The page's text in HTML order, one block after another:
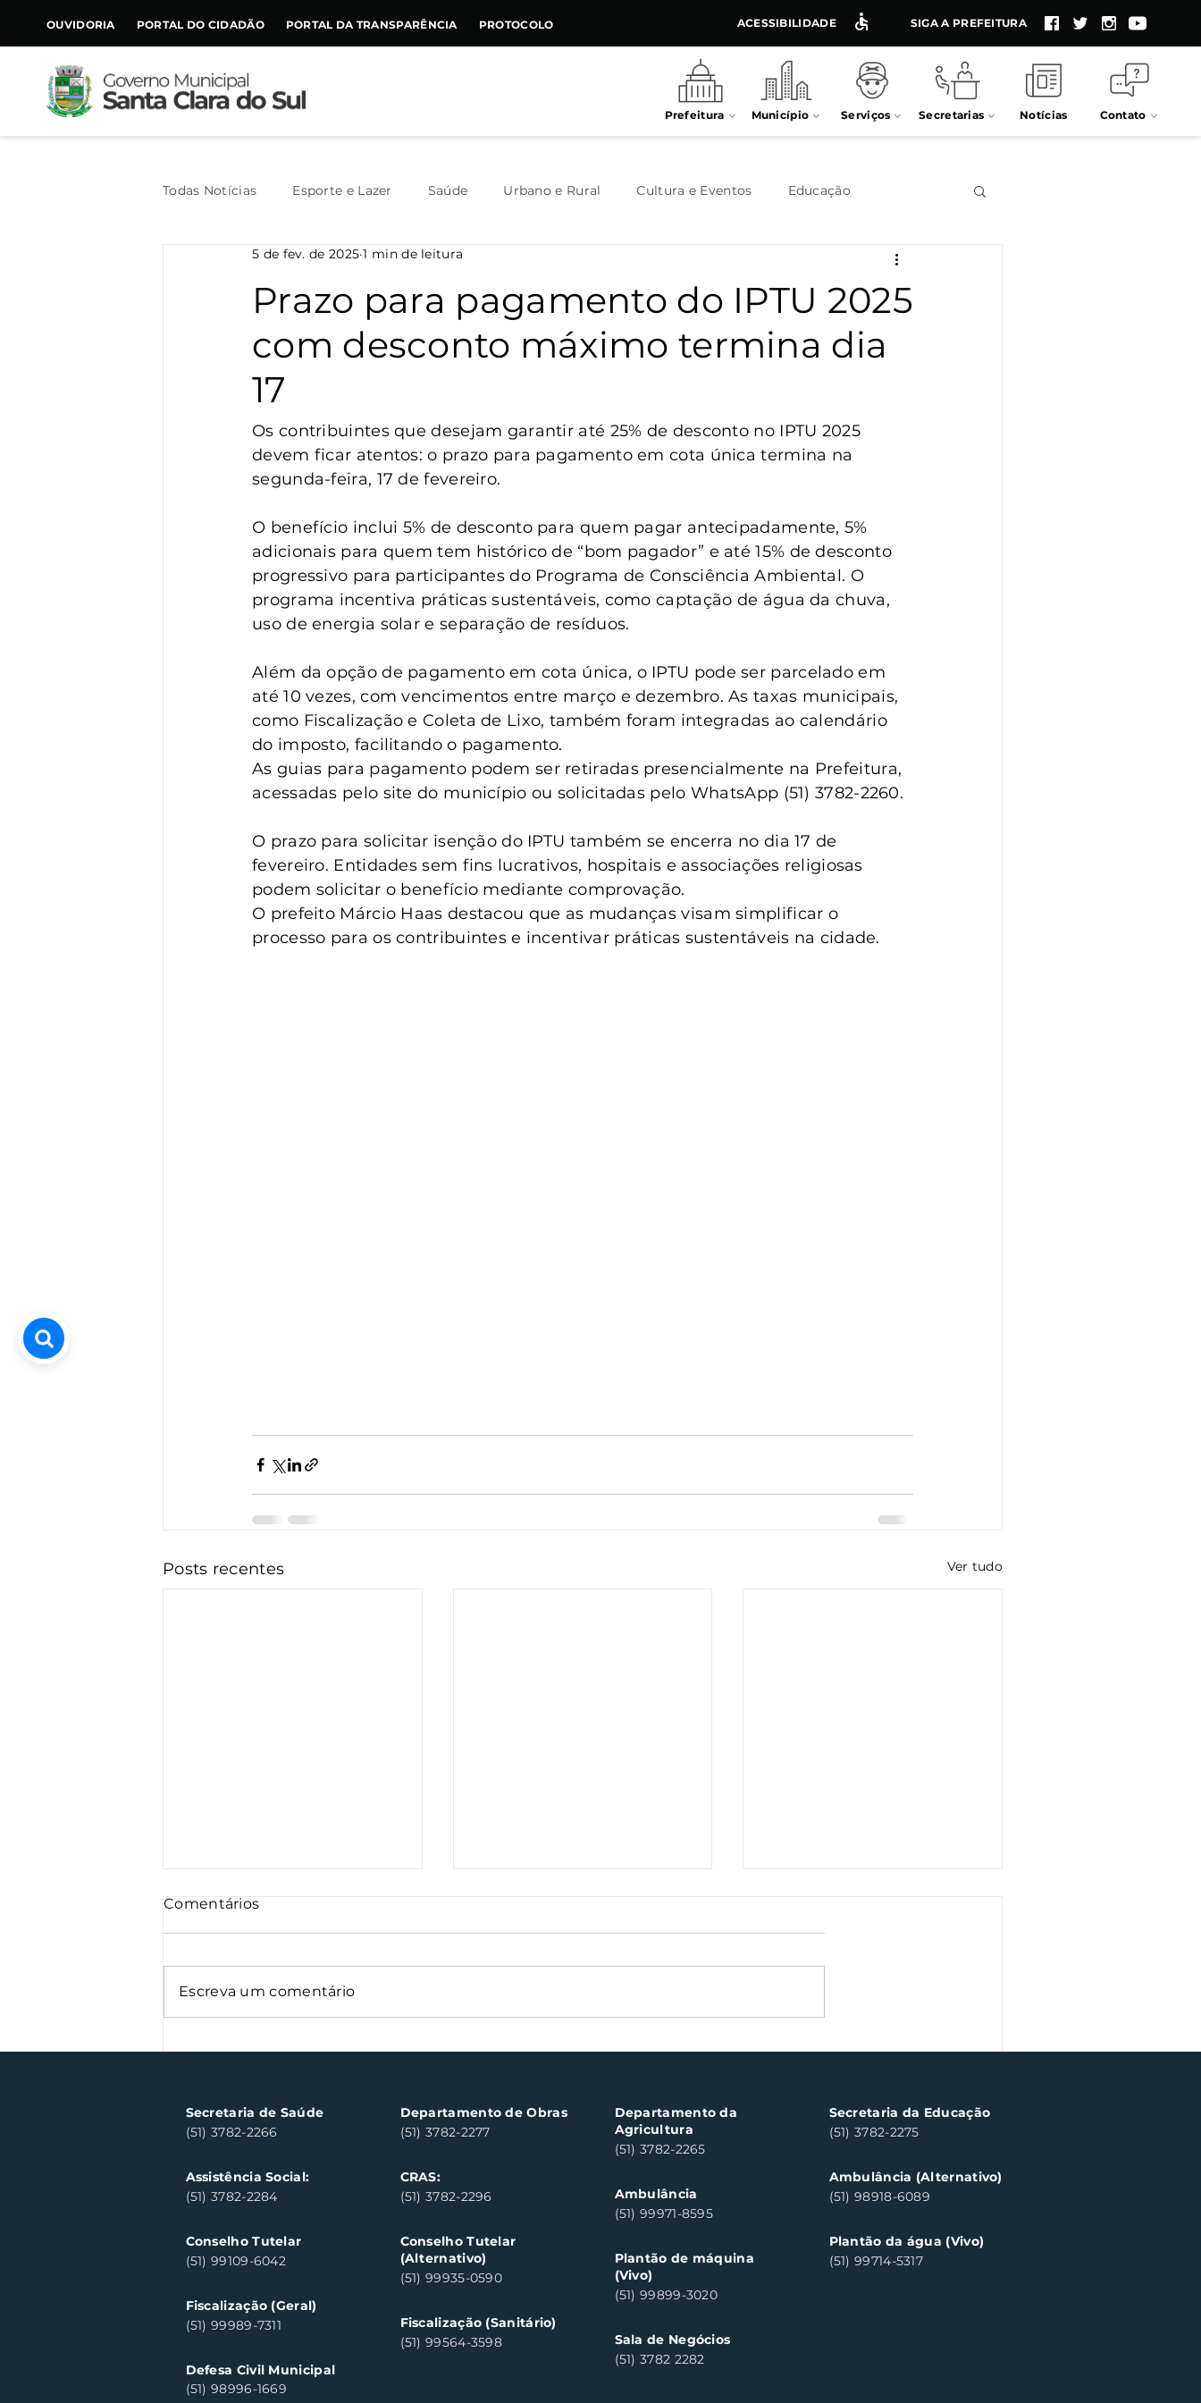
CONTEÚDO
OUVIDORIA PORTAL DO CIDADÃO PORTAL DA TRANSPARÊNCIA PROTOCOLO ACESSIBILIDADE SIGA A PREFEITURA
Prefeitura Município Serviços Secretarias Notícias Contato
Todas Notícias Esporte e Lazer Saúde Urbano e Rural Cultura e Eventos Educação
Assistência Social Geral Meio Ambiente
Trânsito Legislativo Juventude Processos seletivos
Vigilância
Prazo para pagamento do IPTU 2025
com desconto máximo termina dia
17
5 de fev. de 2025 1 min de leitura
Os contribuintes que desejam garantir até 25% de desconto no IPTU 2025
devem ficar atentos: o prazo para pagamento em cota única termina na
segunda-feira, 17 de fevereiro.
O benefício inclui 5% de desconto para quem pagar antecipadamente, 5%
adicionais para quem tem histórico de “bom pagador” e até 15% de desconto
progressivo para participantes do Programa de Consciência Ambiental. O
programa incentiva práticas sustentáveis, como captação de água da chuva,
uso de energia solar e separação de resíduos.
Além da opção de pagamento em cota única, o IPTU pode ser parcelado em
até 10 vezes, com vencimentos entre março e dezembro. As taxas municipais,
como Fiscalização e Coleta de Lixo, também foram integradas ao calendário
do imposto, facilitando o pagamento.
As guias para pagamento podem ser retiradas presencialmente na Prefeitura,
acessadas pelo site do município ou solicitadas pelo WhatsApp (51) 3782-2260.
O prazo para solicitar isenção do IPTU também se encerra no dia 17 de
fevereiro. Entidades sem fins lucrativos, hospitais e associações religiosas
podem solicitar o benefício mediante comprovação.
O prefeito Márcio Haas destacou que as mudanças visam simplificar o
processo para os contribuintes e incentivar práticas sustentáveis na cidade.
Posts recentes Ver tudo
Clara do Sul
Clara do Sul
Comentários
Escreva um comentário
Secretaria de Saúde
(51) 3782-2266
Assistência Social:
(51) 3782-2284
Conselho Tutelar
(51) 99109-6042
Fiscalização (Geral)
(51) 99989-7311
Defesa Civil Municipal
(51) 98996-1669
Departamento de Obras
(51) 3782-2277
CRAS:
(51) 3782-2296
Conselho Tutelar
(Alternativo)
(51) 99935-0590
Fiscalização (Sanitário)
(51) 99564-3598
Departamento da
Agricultura
(51) 3782-2265
Ambulância
(51) 99971-8595
Plantão de máquina
(Vivo)
(51) 99899-3020
Sala de Negócios
(51) 3782 2282
Secretaria da Educação
(51) 3782-2275
Ambulância (Alternativo)
(51) 98918-6089
Plantão da água (Vivo)
(51) 99714-5317